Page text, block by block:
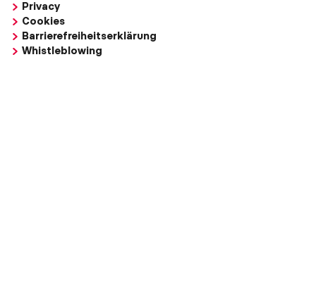
Privacy
Cookies
Barrierefreiheitserklärung
Whistleblowing